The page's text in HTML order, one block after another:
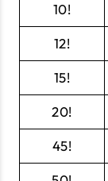
10!
12!
15!
20!
45!